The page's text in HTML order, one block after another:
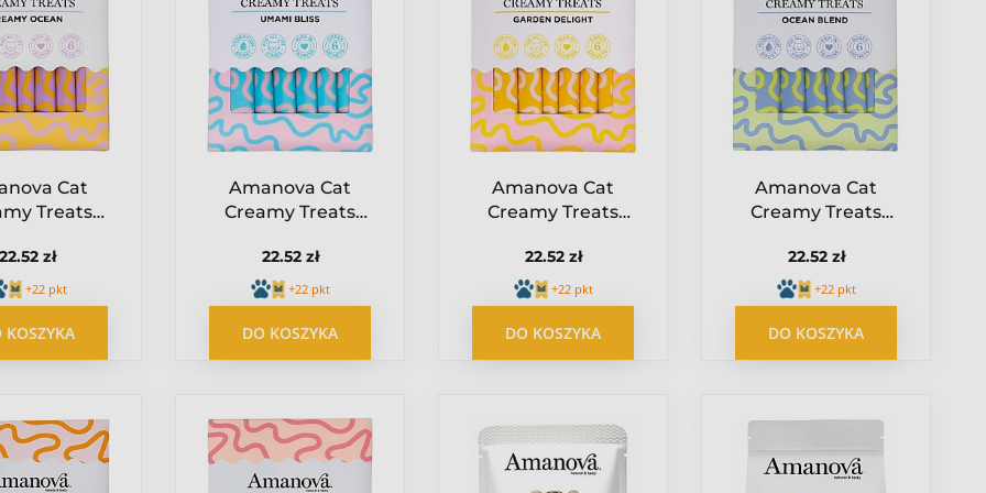
Cat
Treats
milk -
i mleko
6x15g
22.52 zł
+22 pkt
KOSZYKA
Amanova Cat
Creamy Treats
Chicken &
Katsuobushi -
kurczak i
katsuobushi 6x15g
22.52 zł
+22 pkt
DO KOSZYKA
Amanova Cat
Creamy Treats
Chicken &
Vegetables -
kurczak i warzywa
6x15g
22.52 zł
+22 pkt
DO KOSZYKA
Amanova Cat
Creamy Treats
Salmon - tuńczyk i
łosoś 6x15g
22.52 zł
+22 pkt
DO KOSZYKA